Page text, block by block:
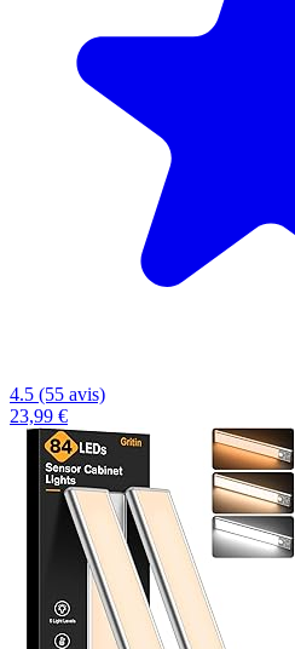
4.5 (55 avis)
23,99 €